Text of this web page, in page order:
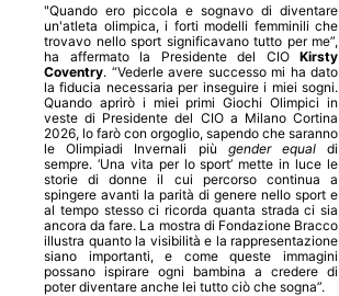
"Quando ero piccola e sognavo di diventare
un'atleta olimpica, i forti modelli femminili che
trovavo nello sport significavano tutto per me”,
ha affermato la Presidente del CIO Kirsty
Coventry. “Vederle avere successo mi ha dato
la fiducia necessaria per inseguire i miei sogni.
Quando aprirò i miei primi Giochi Olimpici in
veste di Presidente del CIO a Milano Cortina
2026, lo farò con orgoglio, sapendo che saranno
le Olimpiadi Invernali più gender equaldi
sempre. ‘Una vita per lo sport’ mette in luce le
storie di donne il cui percorso continua a
spingere avanti la parità di genere nello sport e
al tempo stesso ci ricorda quanta strada ci sia
ancora da fare. La mostra di Fondazione Bracco
illustra quanto la visibilità e la rappresentazione
siano importanti, e come queste immagini
possano ispirare ogni bambina a credere di
poter diventare anche lei tutto ciò che sogna”.